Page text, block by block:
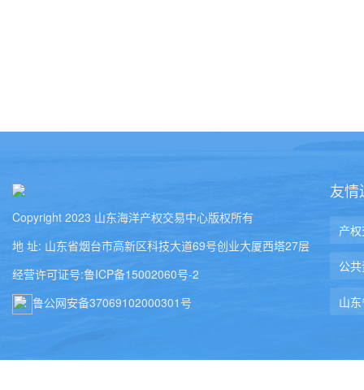
Copyright 2023 山东海洋产权交易中心版权所有
地 址: 山东省烟台市高新区科技大道69号创业大厦西塔27层
经营许可证号:鲁ICP备15002060号-2
鲁公网安备37069102000301号
友情